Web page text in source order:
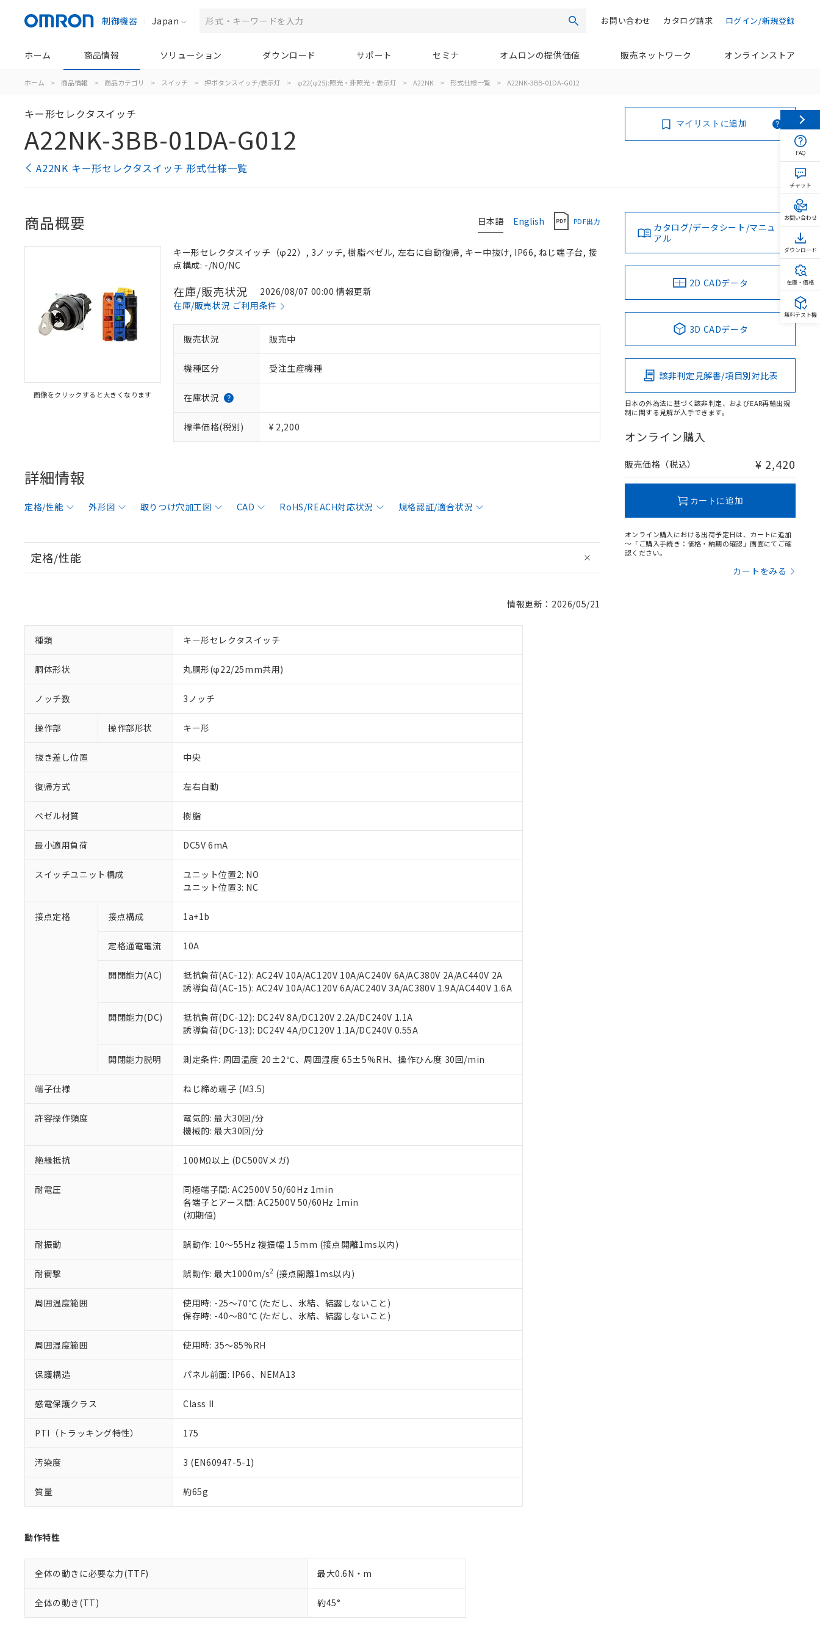
制御機器 Japan 検索 ログイン/新規登録
カタログ請求
お問い合わせ
ホーム 商品情報 ソリューション ダウンロード サポート セミナ オムロンの提供価値 販売ネットワーク オンラインストア
ホーム > 商品情報 > 商品カテゴリ > スイッチ > 押ボタンスイッチ/表示灯 > φ22(φ25):照光・非照光・表示灯 > A22NK > 形式仕様一覧 > A22NK-3BB-01DA-G012
キー形セレクタスイッチ
A22NK-3BB-01DA-G012
A22NK キー形セレクタスイッチ 形式仕様一覧
マイリストに追加
日本語 English PDF出力
商品概要
画像をクリックすると大きくなります
キー形セレクタスイッチ（φ22）, 3ノッチ, 樹脂ベゼル, 左右に自動復帰, キー中抜け, IP66, ねじ端子台, 接
点構成: -/NO/NC
在庫/販売状況
2026/08/07 00:00 情報更新
在庫/販売状況 ご利用条件
販売状況 販売中
機種区分 受注生産機種
在庫状況
標準価格(税別) ¥ 2,200
詳細情報
定格/性能 外形図 取りつけ穴加工図 CAD RoHS/REACH対応状況 規格認証/適合状況
定格/性能
情報更新：2026/05/21
種類 キー形セレクタスイッチ
胴体形状 丸胴形(φ22/25mm共用)
ノッチ数 3ノッチ
操作部 操作部形状 キー形
抜き差し位置 中央
復帰方式 左右自動
ベゼル材質 樹脂
最小適用負荷 DC5V 6mA
スイッチユニット構成
ユニット位置2: NO
ユニット位置3: NC
接点定格 接点構成 1a+1b
定格通電電流 10A
開閉能力(AC)
抵抗負荷(AC-12): AC24V 10A/AC120V 10A/AC240V 6A/AC380V 2A/AC440V 2A
誘導負荷(AC-15): AC24V 10A/AC120V 6A/AC240V 3A/AC380V 1.9A/AC440V 1.6A
開閉能力(DC)
抵抗負荷(DC-12): DC24V 8A/DC120V 2.2A/DC240V 1.1A
誘導負荷(DC-13): DC24V 4A/DC120V 1.1A/DC240V 0.55A
開閉能力説明 測定条件: 周囲温度 20±2℃、周囲湿度 65±5%RH、操作ひん度 30回/min
端子仕様 ねじ締め端子 (M3.5)
許容操作頻度
電気的: 最大30回/分
機械的: 最大30回/分
絶縁抵抗 100MΩ以上 (DC500Vメガ)
耐電圧
同極端子間: AC2500V 50/60Hz 1min
各端子とアース間: AC2500V 50/60Hz 1min
(初期値)
耐振動 誤動作: 10～55Hz 複振幅 1.5mm (接点開離1ms以内)
耐衝撃 誤動作: 最大1000m/s2 (接点開離1ms以内)
周囲温度範囲
使用時: -25～70℃ (ただし、氷結、結露しないこと)
保存時: -40～80℃ (ただし、氷結、結露しないこと)
周囲湿度範囲 使用時: 35～85%RH
保護構造 パネル前面: IP66、NEMA13
感電保護クラス Class II
PTI（トラッキング特性） 175
汚染度 3 (EN60947-5-1)
質量 約65g
動作特性
全体の動きに必要な力(TTF) 最大0.6N・m
全体の動き(TT) 約45°
カタログ/データシート/マニュ
アル
2D CADデータ
3D CADデータ
該非判定見解書/項目別対比表
日本の外為法に基づく該非判定、およびEAR再輸出規
制に関する見解が入手できます。
オンライン購入
販売価格（税込） ¥ 2,420
カートに追加
オンライン購入における出荷予定日は、カートに追加
～「ご購入手続き：価格・納期の確認」画面にてご確
認ください。
カートをみる
ご利用条件
以下の条件をお読みいただき、同意のうえご利用ください。
本サービスは、当社制御機器事業取扱商品の当社在庫状況および標準価格(税抜)を提供させていただ
くものです。
当社制御機器事業取扱商品の中には、本サービスの対象外となる商品もあることをご了承ください。
在庫状況および標準価格照会結果は、記載している更新日時点での社内データに基づき作成されるも
のであり、閲覧された時点での実際の在庫および標準価格とは異なる場合があることをご了承くださ
正式な納期状況および標準価格はお客様のお取引先、またはお客様担当のオムロン制御機器販売店・
当社販売員にご相談ください。
在庫状況および標準価格結果を当社の事前の承諾なく第三者に漏洩または開示しないようお願いしま
す。
ている必要があります。
お客様が当ウェブサイト上で当社にご登録された部品リストについて、当社および当社の共同利用者
が、当社の製品・サービスに関するお客様との取引・商談に必要な範囲で利用することをご了承くだ
さい。
※当社の共同利用者とは、
"個人情報の共同利用に関して"
※1 対応状況
対応済み：EU RoHS指令（10物質）の非含有に対応した製品が提供可能な商品です。
対応予定：EU RoHS指令（10物質）の非含有に対応した製品に切り替える予定のある商品です。
対応予定なし：EU RoHS指令（10物質）の非含有に非対応の商品で、対応品を出す予定はありません。
調査・確認中：EU RoHS指令（10物質）の非含有の対応状況を調査中または確認中の商品です。
非該当品：ライセンス料など無形物で、有害物質有無と関係のない商品です。
仕入先様の事情により、非含有部品としていたものが、含有品と判明した場合などやむを得ず変更すること
*EU RoHS指令（10物質）：
鉛(Pb) 1000ppm以下、 水銀(Hg) 1000ppm以下、 カドミウム(Cd) 100ppm以下、
六価クロム(Cr(Ⅵ)) 1000ppm以下、ポリ臭化ビフェニル類(PBB) 1000ppm以下、ポリ臭化ジフェニルエーテル類(PBDE) 1000ppm以下、
フタル酸ビス(2-エチルヘキシル) (DEHP)(別名：DOP) 1000ppm以下、フタル酸ブチルベンジル（BBP） 1000ppm以下、フタル酸ジブチ
ル（DBP） 1000ppm以下、フタル酸ジイソブチル (DIBP) 1000ppm以下
但し、RoHS指令で産業用監視および制御機器に対する適用除外項目は除く。
フタル酸エステル類の４物質については閾値を超える意図的な使用がないことを確認しています。
※2 対応予定月
部品在庫の切り替え状況などにより、予定月が前後することがあります。
※3 非含有証明書ダウンロード
下記の非含有証明書をダウンロードすることができます。
EU RoHS指令（10物質）の非含有証明書
51物質の非含有証明書（当社基準）
※本証明書は発行日時点で非含有を証明するもので、過去に遡って非含有を証明するものではありません。
混在することから備考欄に対応日を記載しておりました。
既に当社にて対応品への在庫切替を完了していることから、特段のことがない限り、2022年1月12日よ
り割愛しております。
※1 中国RoHS○×表
「○」：最大均質材料含有率が中国RoHSの基準値以下であることを示します。
「×」：最大均質材料含有率が中国RoHSの基準値を超えていることを示します。
「－」：未確認です。当社販売部門へお問い合わせください。
Pb(鉛) :1000ppm、 Hg(水銀) : 1000ppm、 Cd(カドミウム) : 100ppm、
Cr(Ⅵ)(六価クロム) : 1000ppm、 PBBs(ポリ臭化ビフェニル類) : 1000ppm、 PBDEs(ポリ臭化ジフェニルエーテル類) : 1000ppm、
DBP(フタル酸ジブチル) : 1000ppm、 DIBP(フタル酸ジイソブチル) : 1000ppm、 BBP(フタル酸ブチルベンジル) : 1000ppm、
DEHP(フタル酸ビス(2-エチルヘキシル)) : 1000ppm
※2 環境保護使用期限
「ｅ」：有害物質（10物質）のすべてが基準値以下であることを示します。
「10」：通常の使用状況下において有害物質が外部に漏えいし、環境に深刻な影響を及ぼさない年数を意
「－」：未確認です。当社販売部門へお問い合わせください。
う）を輸出または国外への提供する場合は、日本国政府の輸出許可(または役務取引許可)を取得する
などの必要な手続きをとります。
当社は規制貨物を破棄する場合は、完全に破砕するなど、違法に輸出されないよう必要な手段を講じ
ます。
当社は貴社製品を、核兵器、ミサイル、化学兵器、生物兵器またはその他武器並びにこれらの製造装
置等に一切使用いたしません。
当社は、貴社製品を第三者に販売する場合は、上記1、2および3の内容を当該第三者に通知します。
たしません。
合意する キャンセル
記
説明
○ 一定数以上の在庫あり
△ 一定数には満たないが在庫あり
－
在庫なし(最新の在庫状況については、お客様のお取引先、またはお客様担当のオムロン制御
機器販売店・当社販売員にご確認ください)
空
受注生産機種、また在庫状況の情報を公開していない機種
FAQ
チャット
お問い合わせ
ダウンロード
在庫・価格
無料テスト機